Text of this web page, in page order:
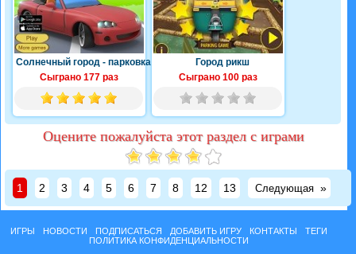
Солнечный город - парковка
Сыграно 177 раз
Город рикш
Сыграно 100 раз
Оцените пожалуйста этот раздел с играми
1 2 3 4 5 6 7 8 12 13 Следующая »
ИГРЫ НОВОСТИ ПОДПИСАТЬСЯ ДОБАВИТЬ ИГРУ КОНТАКТЫ
ТЕГИ
ПОЛИТИКА КОНФИДЕНЦИАЛЬНОСТИ